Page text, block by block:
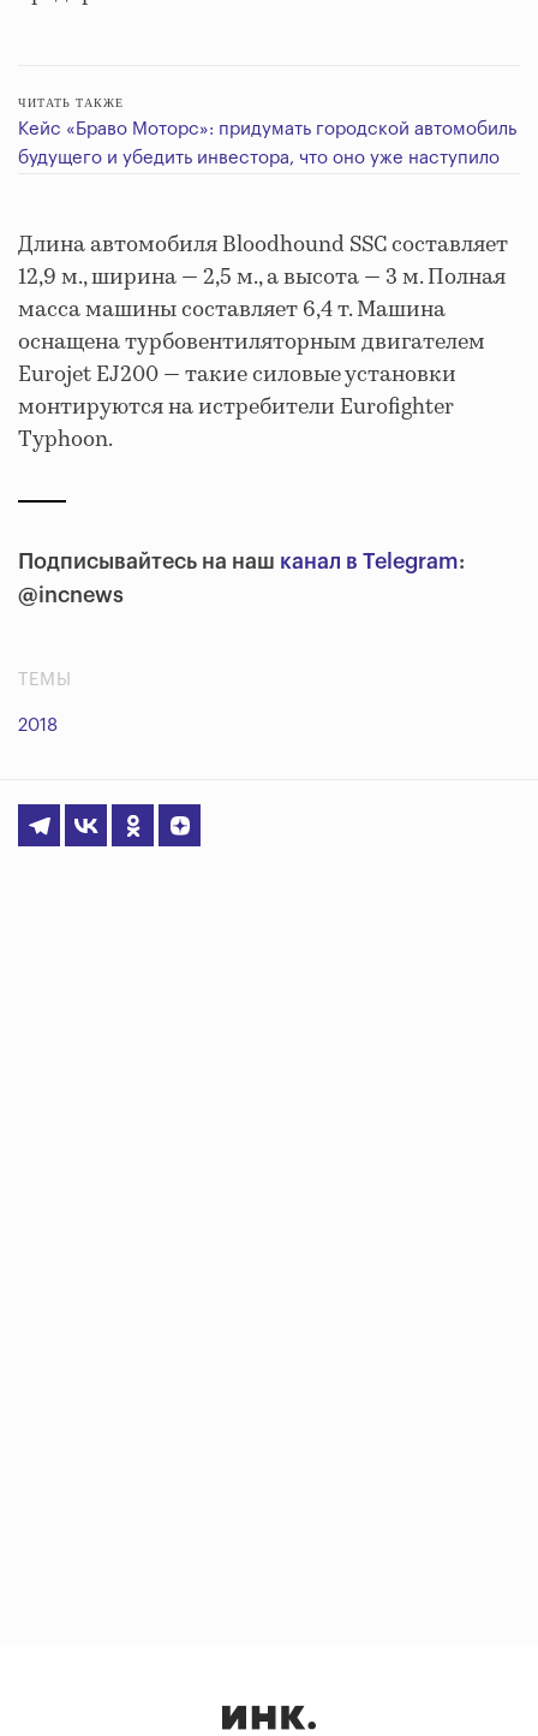
ЧИТАТЬ ТАКЖЕ
Кейс «Браво Моторс»: придумать городской автомобиль
будущего и убедить инвестора, что оно уже наступило
Длина автомобиля Bloodhound SSC составляет
12,9 м., ширина — 2,5 м., а высота — 3 м. Полная
масса машины составляет 6,4 т. Машина
оснащена турбовентиляторным двигателем
Eurojet EJ200 — такие силовые установки
монтируются на истребители Eurofighter
Typhoon.
Подписывайтесь на наш канал в Telegram:
@incnews
ТЕМЫ
2018